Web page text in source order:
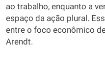
ao trabalho, enquanto a
espaço da ação plural.
entre o foco econômico
Arendt.